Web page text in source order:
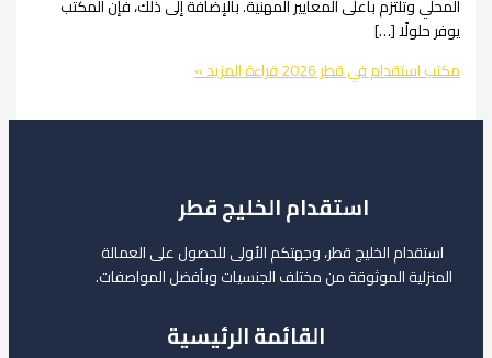
بأعلى المعايير المهنية. بالإضافة إلى ذلك، فإن المكتب
[…]
في قطر 2026
قراءة المزيد »
استقدام الخليج قطر
الخليج قطر، وجهتكم الأولى للحصول على العمالة
الموثوقة من مختلف الجنسيات وبأفضل المواصفات.
القائمة الرئيسية